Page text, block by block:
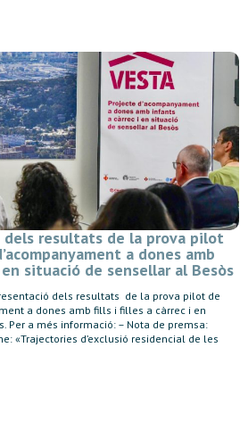
dels resultats de la prova pilot
a dones amb
situació de sensellar al Besòs
dels resultats de la prova pilot de
a dones amb fills i filles a càrrec i en
Per a més informació: – Nota de premsa:
«Trajectories d’exclusió residencial de les